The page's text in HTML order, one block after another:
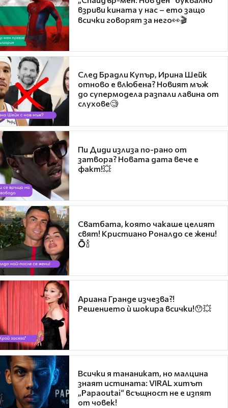
взриви кината у нас – ето защо
всички говорят за него👀🎬
След Брадли Купър, Ирина Шейк
отново е влюбена? Новият мъж
до супермодела разпали лавина от
слухове🧐
Пи Диди излиза по-рано от
затвора? Новата дата вече е
факт!💥
Сватбата, която чакаше целият
свят! Кристиано Роналдо се жени!
💍🍾
Ариана Гранде изчезва?!
Решението ѝ шокира всички!😯💥
Всички я тананикат, но малцина
знаят истината: VIRAL хитът
„Papaoutai“ всъщност не е изпят
от човек!